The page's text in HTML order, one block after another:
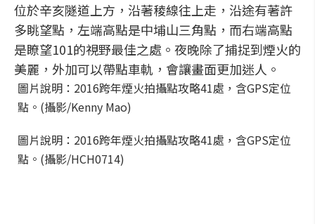
位於辛亥隧道上方，沿著稜線往上走，沿途有著許
多眺望點，左端高點是中埔山三角點，而右端高點
是瞭望101的視野最佳之處。夜晚除了捕捉到煙火的
美麗，外加可以帶點車軌，會讓畫面更加迷人。
圖片說明：2016跨年煙火拍攝點攻略41處，含GPS定位
點。(攝影/Kenny Mao)
圖片說明：2016跨年煙火拍攝點攻略41處，含GPS定位
點。(攝影/HCH0714)